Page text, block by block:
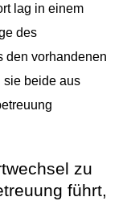
lag in einem
des
den vorhandenen
sie beide aus
zu
führt,